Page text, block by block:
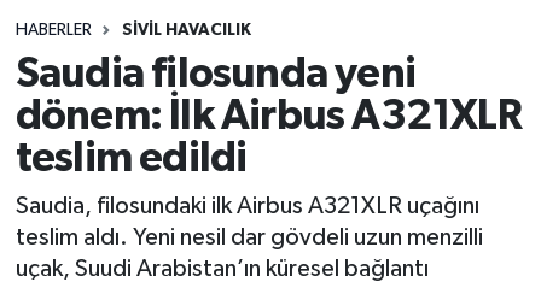
HABERLER SIVIL HAVACILIK
Saudia filosunda yeni
dönem: İlk Airbus A321XLR
teslim edildi
Saudia, filosundaki ilk Airbus A321XLR uçağını
teslim aldı. Yeni nesil dar gövdeli uzun menzilli
uçak, Suudi Arabistan’ın küresel bağlantı